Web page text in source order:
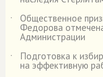
˙
Общественное
Федорова
Администрации
˙
Подготовка к
на эффективную